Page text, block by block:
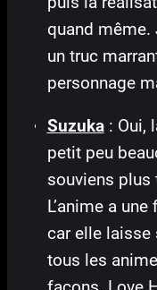
quand même.
un truc
personnage
Suzuka: Oui,
petit peu
souviens plus
L’anime a
car elle laisse
tous les